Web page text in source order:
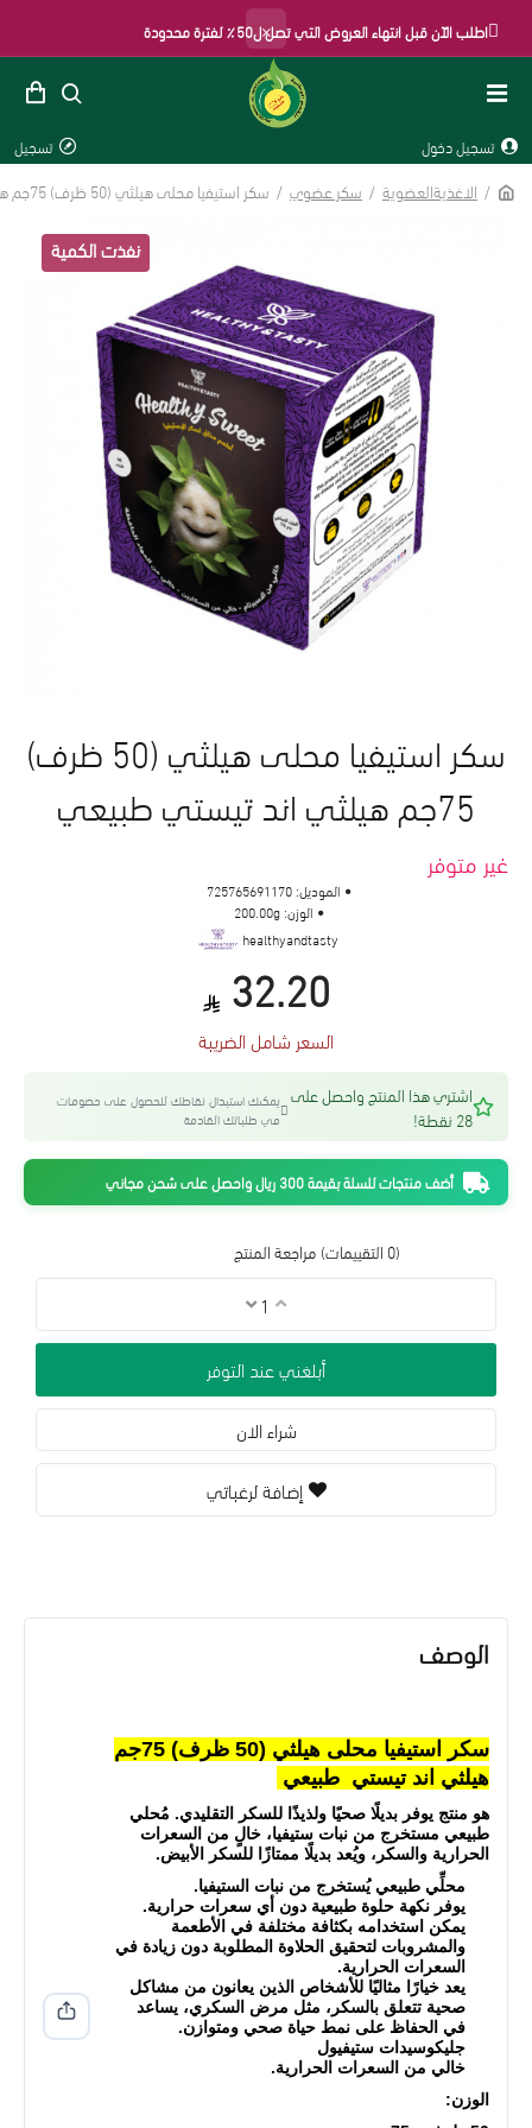
اطلب الآن قبل انتهاء العروض التي تصل ل50٪ لفترة محدودة×
تسجيل دخول تسجيل
الرئيسية
الاغذيةالعضوية سكر عضوي سكر استيفيا محلى هيلثي (50 ظرف) 75جم هيلثي اند تيستي طبيعي
غير متوفر
سكر استيفيا محلى هيلثي (50 ظرف)
75جم هيلثي اند تيستي طبيعي
(0 التقييمات) مراجعة المنتج
32.20
السعر شامل الضريبة
الموديل: 725765691170
الوزن: 200.00g
healthyandtasty
اشتري هذا المنتج واحصل على
28 نقطة!
يمكنك استبدال نقاطك للحصول على خصومات
في طلباتك القادمة
أضف منتجات للسلة بقيمة 300 ريال واحصل على شحن مجاني
أبلغني عند التوفر
شراء الان
إضافة لرغباتي
الوصف
سكر استيفيا محلى هيلثي (50 ظرف) 75جم
هيلثي اند تيستي طبيعي
هو منتج يوفر بديلًا صحيًا ولذيذًا للسكر التقليدي. مُحلي
طبيعي مستخرج من نبات ستيفيا، خالٍ من السعرات
الحرارية والسكر، ويُعد بديلًا ممتازًا للسكر الأبيض.
محلِّي طبيعي يُستخرج من نبات الستيفيا.
يوفر نكهة حلوة طبيعية دون أي سعرات حرارية.
يمكن استخدامه بكثافة مختلفة في الأطعمة
والمشروبات لتحقيق الحلاوة المطلوبة دون زيادة في
السعرات الحرارية.
يعد خيارًا مثاليًا للأشخاص الذين يعانون من مشاكل
صحية تتعلق بالسكر، مثل مرض السكري، يساعد
في الحفاظ على نمط حياة صحي ومتوازن.
جليكوسيدات ستيفيول
خالي من السعرات الحرارية.
الوزن: